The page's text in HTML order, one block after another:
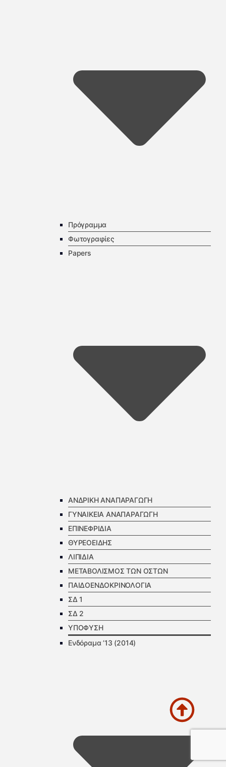
Πρόγραμμα
Φωτογραφίες
Papers
ΑΝΔΡΙΚΗ ΑΝΑΠΑΡΑΓΩΓΗ
ΓΥΝΑΙΚΕΙΑ ΑΝΑΠΑΡΑΓΩΓΗ
ΕΠΙΝΕΦΡΙΔΙΑ
ΘΥΡΕΟΕΙΔΗΣ
ΛΙΠΙΔΙΑ
ΜΕΤΑΒΟΛΙΣΜΟΣ ΤΩΝ ΟΣΤΩΝ
ΠΑΙΔΟΕΝΔΟΚΡΙΝΟΛΟΓΙΑ
ΣΔ 1
ΣΔ 2
ΥΠΟΦΥΣΗ
Ενδόραμα ’13 (2014)